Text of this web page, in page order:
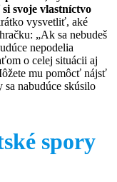
svoje vlastníctvo
vysvetliť, aké
„Ak sa nebudeš
nepodelia
o celej situácii aj
mu pomôcť nájsť
nabudúce skúsilo
spory